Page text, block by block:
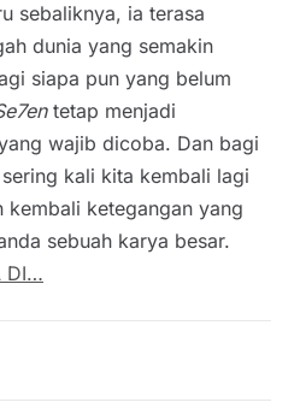
sebaliknya, ia terasa
dunia yang semakin
siapa pun yang belum
tetap menjadi
wajib dicoba. Dan bagi
kali kita kembali lagi
kembali ketegangan yang
sebuah karya besar.
DI…